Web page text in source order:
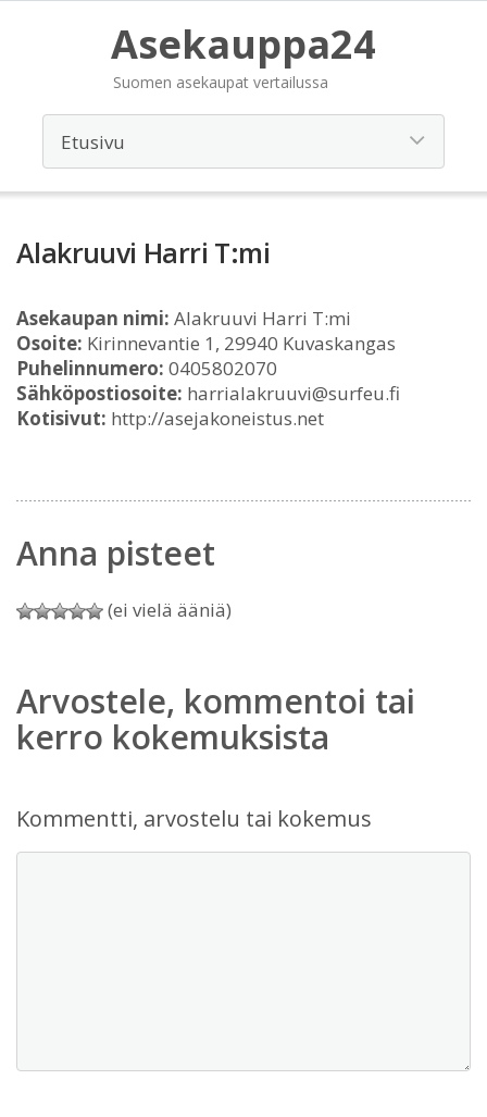
Asekauppa24
Suomen asekaupat vertailussa
Alakruuvi Harri T:mi
Asekaupan nimi: Alakruuvi Harri T:mi
Osoite: Kirinnevantie 1, 29940 Kuvaskangas
Puhelinnumero: 0405802070
Sähköpostiosoite: harrialakruuvi@surfeu.fi
Kotisivut: http://asejakoneistus.net
Anna pisteet
(ei vielä ääniä)
Arvostele, kommentoi tai
kerro kokemuksista
Kommentti, arvostelu tai kokemus